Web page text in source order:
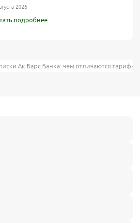
2026
подробнее
Ак Барс Банка: чем отличаются тарифы